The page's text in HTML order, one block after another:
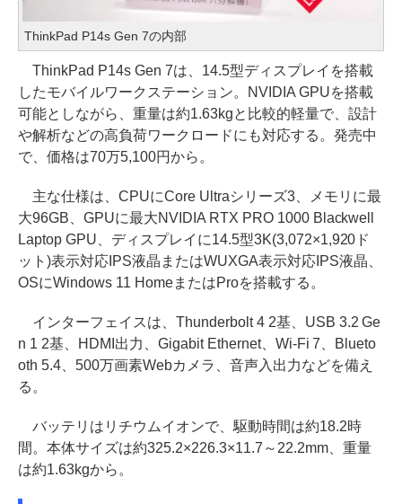
ThinkPad P14s Gen 7の内部
ThinkPad P14s Gen 7は、14.5型ディスプレイを搭載
したモバイルワークステーション。NVIDIA GPUを搭載
可能としながら、重量は約1.63kgと比較的軽量で、設計
や解析などの高負荷ワークロードにも対応する。発売中
で、価格は70万5,100円から。
主な仕様は、CPUにCore Ultraシリーズ3、メモリに最
大96GB、GPUに最大NVIDIA RTX PRO 1000 Blackwell
Laptop GPU、ディスプレイに14.5型3K(3,072×1,920ド
ット)表示対応IPS液晶またはWUXGA表示対応IPS液晶、
OSにWindows 11 HomeまたはProを搭載する。
インターフェイスは、Thunderbolt 4 2基、USB 3.2 Ge
n 1 2基、HDMI出力、Gigabit Ethernet、Wi-Fi 7、Blueto
oth 5.4、500万画素Webカメラ、音声入出力などを備え
る。
バッテリはリチウムイオンで、駆動時間は約18.2時
間。本体サイズは約325.2×226.3×11.7～22.2mm、重量
は約1.63kgから。